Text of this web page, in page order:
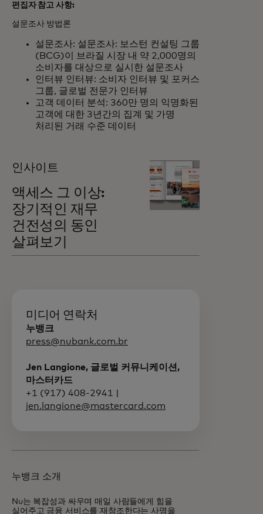
편집자 참고 사항:
설문조사 방법론
설문조사: 설문조사: 보스턴 컨설팅 그룹
(BCG)이 브라질 시장 내 약 2,000명의
소비자를 대상으로 실시한 설문조사
인터뷰 인터뷰: 소비자 인터뷰 및 포커스
그룹, 글로벌 전문가 인터뷰
고객 데이터 분석: 360만 명의 익명화된
고객에 대한 3년간의 집계 및 가명
처리된 거래 수준 데이터
인사이트
액세스 그 이상:
장기적인 재무
건전성의 동인
살펴보기
미디어 연락처
누뱅크
press@nubank.com.br
Jen Langione, 글로벌 커뮤니케이션,
마스터카드
+1 (917) 408-2941 |
jen.langione@mastercard.com
누뱅크 소개
Nu는 복잡성과 싸우며 매일 사람들에게 힘을
실어주고 금융 서비스를 재창조한다는 사명을